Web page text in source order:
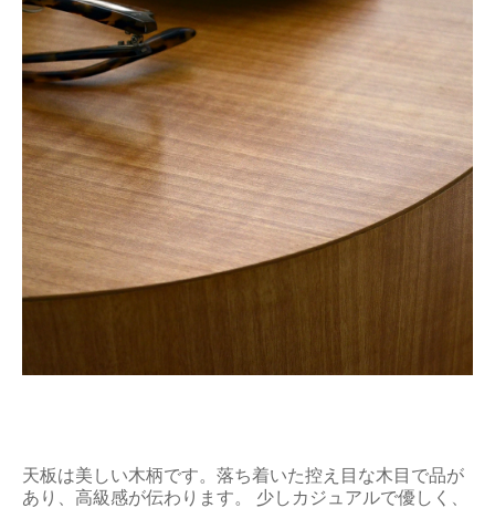
天板は美しい木柄です。落ち着いた控え目な木目で品が
あり、高級感が伝わります。 少しカジュアルで優しく、